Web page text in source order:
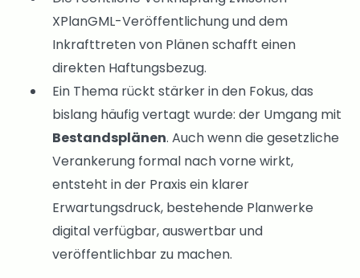
XPlanGML-Veröffentlichung und dem
Inkrafttreten von Plänen schafft einen
direkten Haftungsbezug.
Ein Thema rückt stärker in den Fokus, das
bislang häufig vertagt wurde: der Umgang mit
Bestandsplänen. Auch wenn die gesetzliche
Verankerung formal nach vorne wirkt,
entsteht in der Praxis ein klarer
Erwartungsdruck, bestehende Planwerke
digital verfügbar, auswertbar und
veröffentlichbar zu machen.